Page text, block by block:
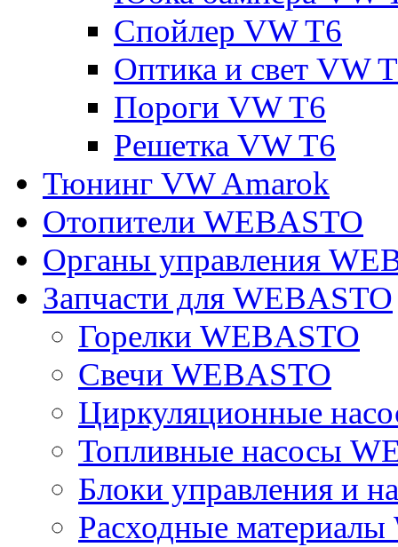
Спойлер VW T6
Оптика и свет VW
Пороги VW T6
Решетка VW T6
Тюнинг VW Amarok
Отопители WEBASTO
Органы управления
Запчасти для WEBASTO
Горелки WEBASTO
Свечи WEBASTO
Циркуляционные
Топливные насосы
Блоки управления и
Расходные